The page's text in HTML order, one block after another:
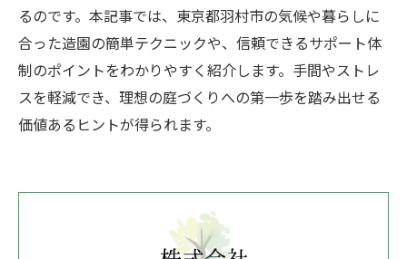
るのです。本記事では、東京都羽村市の気候や暮らしに
合った造園の簡単テクニックや、信頼できるサポート体
制のポイントをわかりやすく紹介します。手間やストレ
スを軽減でき、理想の庭づくりへの第一歩を踏み出せる
価値あるヒントが得られます。